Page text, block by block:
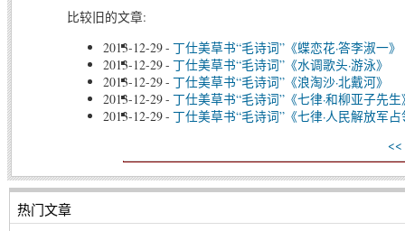
比较旧的文章:
2013-12-29-丁仕美草书“毛诗词”《蝶恋花·答李淑一》
2013-12-29-丁仕美草书“毛诗词”《水调歌头·游泳》
2013-12-29-丁仕美草书“毛诗词”《浪淘沙·北戴河》
2013-12-29-丁仕美草书“毛诗词”《七律·和柳亚子先生
2013-12-29-丁仕美草书“毛诗词”《七律·人民解放军
热门文章